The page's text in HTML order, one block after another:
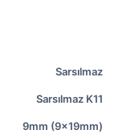
Sarsılmaz
Sarsılmaz K11
9mm (9x19mm)